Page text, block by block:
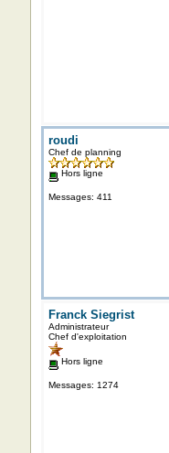
roudi
Chef de planning
Hors ligne
Messages: 411
Franck Siegrist
Administrateur
Chef d'exploitation
Hors ligne
Messages: 1274